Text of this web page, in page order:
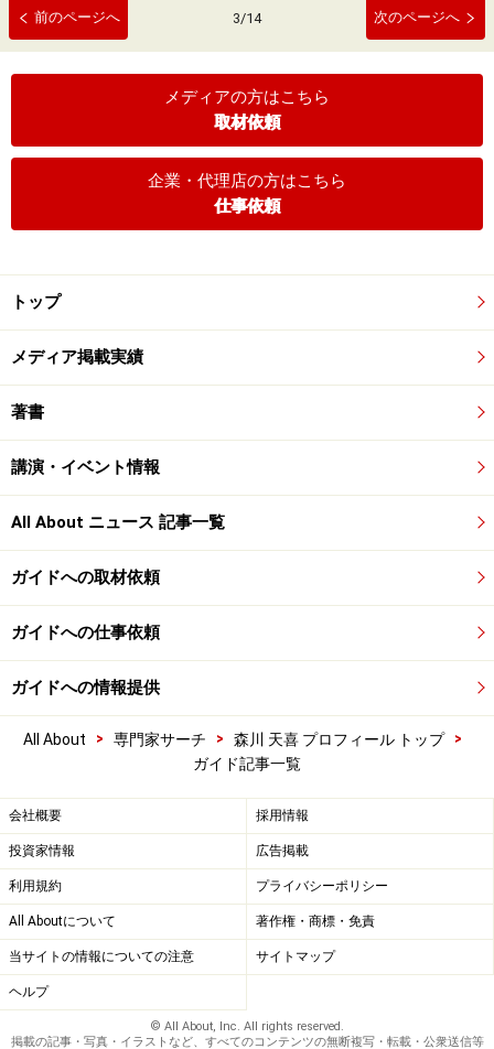
前のページへ 3/14 次のページへ
メディアの方はこちら
取材依頼
企業・代理店の方はこちら
仕事依頼
トップ
メディア掲載実績
著書
講演・イベント情報
All About ニュース 記事一覧
ガイドへの取材依頼
ガイドへの仕事依頼
ガイドへの情報提供
All About > 専門家サーチ > 森川 天喜 プロフィール トップ
>
ガイド記事一覧
会社概要 採用情報
投資家情報 広告掲載
利用規約 プライバシーポリシー
All Aboutについて 著作権・商標・免責
当サイトの情報についての注意 サイトマップ
ヘルプ
© All About, Inc. All rights reserved.
掲載の記事・写真・イラストなど、すべてのコンテンツの無断複写・転載・公衆送信等